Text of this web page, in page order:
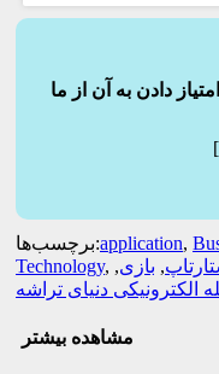
دادن به آن از ما
برچسب‌ها:application,
Technology, , بازی,
الکترونیکی دنیای تراشه
مشاهده بیشتر